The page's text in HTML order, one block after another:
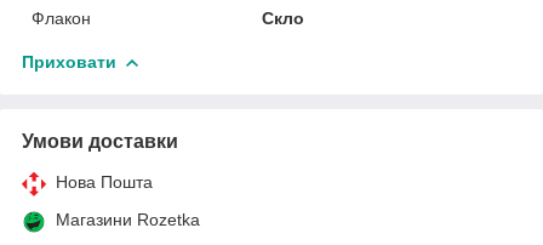
Флакон
Скло
Приховати
Умови доставки
Нова Пошта
Магазини Rozetka